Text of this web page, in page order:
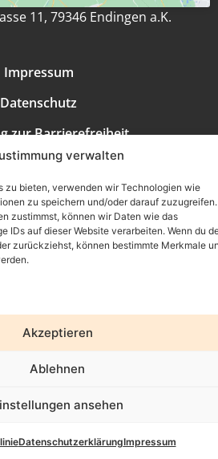
verwalten
zu bieten, verwenden wir Technologien wie
zu speichern und/oder darauf zuzugreifen.
zustimmst, können wir Daten wie das
IDs auf dieser Website verarbeiten. Wenn du
zurückziehst, können bestimmte Merkmale
Akzeptieren
Ablehnen
ansehen
DatenschutzerklärungImpressum
11, 79346 Endingen a.K.
Impressum
Datenschutz
zur Barrierefreiheit
AGB